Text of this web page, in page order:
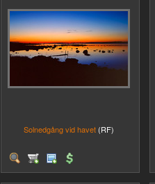
Solnedgång vid havet (RF)